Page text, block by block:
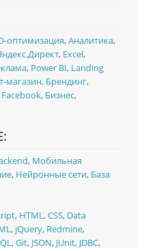
оптимизация,Аналитика,
, Excel,
, Power BI, Landing
магазин, Брендинг,
Facebook, Бизнес,
, Мобильная
, Нейронные сети, База
, HTML,CSS, Data
, jQuery, Redmine,
,Git, JSON, JUnit, JDBC,